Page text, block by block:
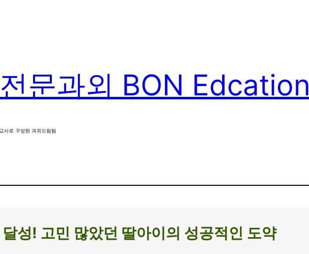
문과외 BON Edcation
사로 구성된 과외드림팀
성! 고민 많았던 딸아이의 성공적인 도약